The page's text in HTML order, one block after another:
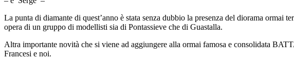
La punta di diamante di quest’anno è stata senza dubbio la presenza del diorama
opera di un gruppo di modellisti sia di Pontassieve che di Guastalla.
Altra importante novità che si viene ad aggiungere alla ormai famosa e consolidata
Francesi e noi.